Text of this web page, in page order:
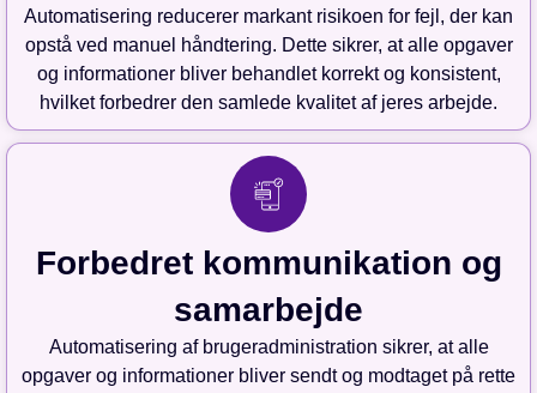
Automatisering reducerer markant risikoen for fejl, der kan
opstå ved manuel håndtering. Dette sikrer, at alle opgaver
og informationer bliver behandlet korrekt og konsistent,
hvilket forbedrer den samlede kvalitet af jeres arbejde.
Forbedret kommunikation og
samarbejde
Automatisering af brugeradministration sikrer, at alle
opgaver og informationer bliver sendt og modtaget på rette